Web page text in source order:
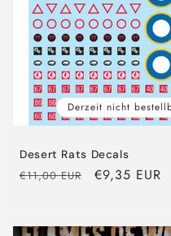
Derzeit nicht
Desert Rats Decals
Normaler
€11,00 EUR Verkaufspreis
€9,35 EUR